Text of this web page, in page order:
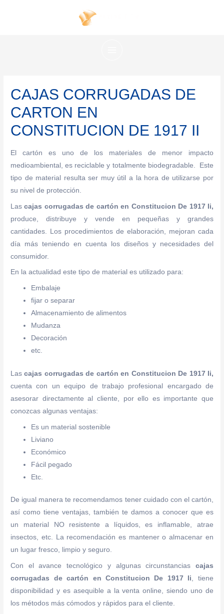
CAJAS CORRUGADAS DE
CARTON EN
CONSTITUCION DE 1917 II
El cartón es uno de los materiales de menor impacto
medioambiental, es reciclable y totalmente biodegradable. Este
tipo de material resulta ser muy útil a la hora de utilizarse por
su nivel de protección.
Lascajas corrugadas de cartón en Constitucion De 1917 Ii,
produce, distribuye y vende en pequeñas y grandes
cantidades. Los procedimientos de elaboración, mejoran cada
día más teniendo en cuenta los diseños y necesidades del
consumidor.
En la actualidad este tipo de material es utilizado para:
Embalaje
fijar o separar
Almacenamiento de alimentos
Mudanza
Decoración
etc.
Lascajas corrugadas de cartón en Constitucion De 1917 Ii,
cuenta con un equipo de trabajo profesional encargado de
asesorar directamente al cliente, por ello es importante que
conozcas algunas ventajas:
Es un material sostenible
Liviano
Económico
Fácil pegado
Etc.
De igual manera te recomendamos tener cuidado con el cartón,
así como tiene ventajas, también te damos a conocer que es
un material NO resistente a líquidos, es inflamable, atrae
insectos, etc. La recomendación es mantener o almacenar en
un lugar fresco, limpio y seguro.
Con el avance tecnológico y algunas circunstancias cajas
corrugadas de cartón en Constitucion De 1917 Ii , tiene
disponibilidad y es asequible a la venta online, siendo uno de
los métodos más cómodos y rápidos para el cliente.